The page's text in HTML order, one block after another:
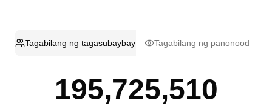
Tagabilang ng tagasubaybay Tagabilang ng panonood
195,725,510